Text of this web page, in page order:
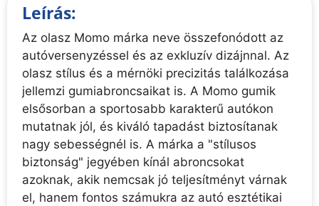
Leírás:
Az olasz Momo márka neve összefonódott az
autóversenyzéssel és az exkluzív dizájnnal. Az
olasz stílus és a mérnöki precizitás találkozása
jellemzi gumiabroncsaikat is. A Momo gumik
elsősorban a sportosabb karakterű autókon
mutatnak jól, és kiváló tapadást biztosítanak
nagy sebességnél is. A márka a "stílusos
biztonság" jegyében kínál abroncsokat
azoknak, akik nemcsak jó teljesítményt várnak
el, hanem fontos számukra az autó esztétikai